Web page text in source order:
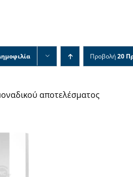
Προβολή20
αποτελέσματος